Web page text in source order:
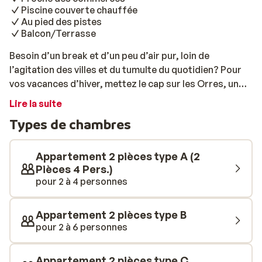
Piscine couverte chauffée
Au pied des pistes
Balcon/Terrasse
Besoin d’un break et d’un peu d’air pur, loin de
l’agitation des villes et du tumulte du quotidien? Pour
vos vacances d’hiver, mettez le cap sur les Orres, une
petite station de montagne située dans un écrin naturel
logement, faîtes le choix d’une résidence conviviale et
élégante, Les Terrasses du Soleil d’Or tapis dans le
quartier du Hameau du Bois-Méan, juste au pied des
pistes et à quelques pas des commerces. Un
emplacement de premier choix en lisière de forêts. Un
pur ravissement! L’établissement à l’architecture
typiquement traditionnelle, vous offre un panorama
splendide sur les pics et les cols de montagnes
enneigés. Il dispose de 115 appartements confortables
Lire la suite
Types de chambres
Appartement 2 pièces type A (2
Pièces 4 Pers.)
pour 2 à 4 personnes
Appartement 2 pièces type B
pour 2 à 6 personnes